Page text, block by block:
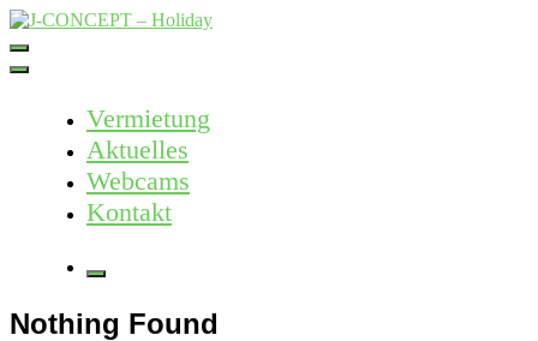
Skip
to
content
Vermietung
Aktuelles
Webcams
Kontakt
More
Nothing Found